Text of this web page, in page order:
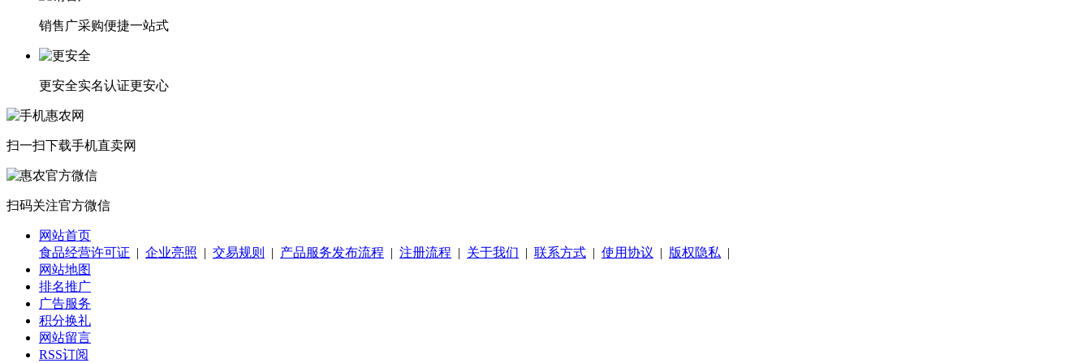
销售广采购便捷一站式
更安全实名认证更安心
扫一扫下载手机直卖网
扫码关注官方微信
网站首页
食品经营许可证 | 企业亮照 | 交易规则 | 产品服务发布流程 | 注册流程 | 关于我们 | 联系方式 | 使用协议 | 版权隐私 |
网站地图
排名推广
广告服务
积分换礼
网站留言
RSS订阅